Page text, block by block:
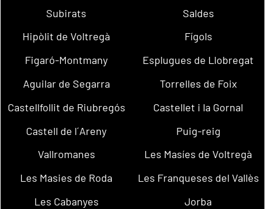
Subirats
Saldes
Hipòlit de Voltregà
Fígols
Figaró-Montmany
Esplugues de Llobregat
Aguilar de Segarra
Torrelles de Foix
Castellfollit de Riubregós
Castellet i la Gornal
Castell de l´Areny
Puig-reig
Vallromanes
Les Masíes de Voltregà
Les Masies de Roda
Les Franqueses del Vallès
Les Cabanyes
Jorba